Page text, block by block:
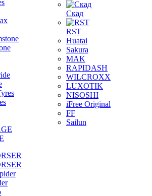
Скад
RST
Huatai
Sakura
MAK
RAPIDASH
WILCROXX
LUXOTIK
NISOSHI
iFree Original
FF
Sailun